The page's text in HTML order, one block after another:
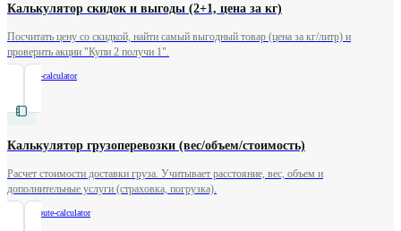
Калькулятор скидок и выгоды (2+1, цена за кг)
Посчитать цену со скидкой, найти самый выгодный товар (цена за кг/литр) и
проверить акции "Купи 2 получи 1".
discount-calculator
Калькулятор грузоперевозки (вес/объем/стоимость)
Расчет стоимости доставки груза. Учитывает расстояние, вес, объем и
дополнительные услуги (страховка, погрузка).
freight-route-calculator